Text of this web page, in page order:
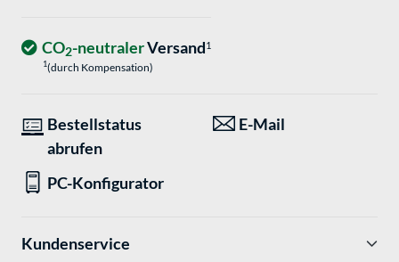
CO2-neutralerVersand1
1(durch Kompensation)
Bestellstatus
abrufen
E-Mail
PC-Konfigurator
Kundenservice